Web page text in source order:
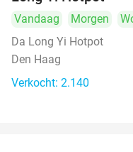
Vandaag Morgen
Da Long Yi Hotpot
Den Haag
Verkocht: 2.140